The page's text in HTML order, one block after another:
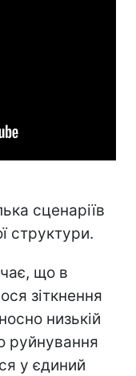
сценаріїв
структури.
що в
зіткнення
низькій
руйнування
у єдиний